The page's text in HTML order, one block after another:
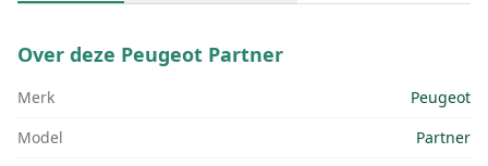
Over deze Peugeot Partner
Merk
Peugeot
Model
Partner